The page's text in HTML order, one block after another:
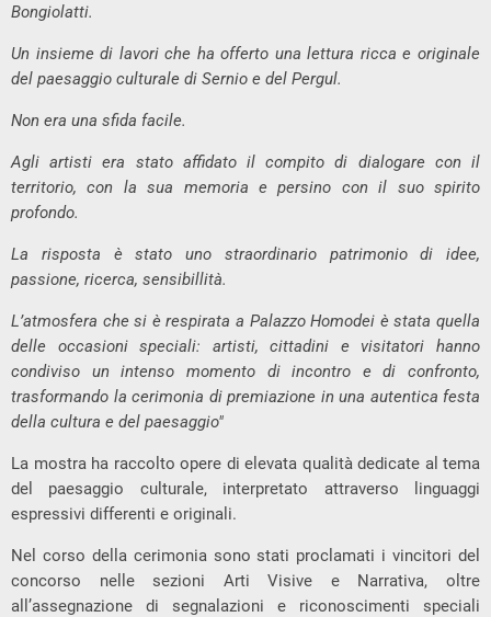
Bongiolatti.
Un insieme di lavori che ha offerto una lettura ricca e originale
del paesaggio culturale di Sernio e del Pergul.
Non era una sfida facile.
Agli artisti era stato affidato il compito di dialogare con il
territorio, con la sua memoria e persino con il suo spirito
profondo.
La risposta è stato uno straordinario patrimonio di idee,
passione, ricerca, sensibillità.
L’atmosfera che si è respirata a Palazzo Homodei è stata quella
delle occasioni speciali: artisti, cittadini e visitatori hanno
condiviso un intenso momento di incontro e di confronto,
trasformando la cerimonia di premiazione in una autentica festa
della cultura e del paesaggio"
La mostra ha raccolto opere di elevata qualità dedicate al tema
del paesaggio culturale, interpretato attraverso linguaggi
espressivi differenti e originali.
Nel corso della cerimonia sono stati proclamati i vincitori del
concorso nelle sezioni Arti Visive e Narrativa, oltre
all’assegnazione di segnalazioni e riconoscimenti speciali